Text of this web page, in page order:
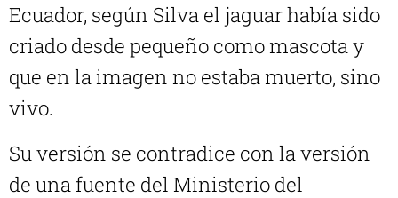
Ecuador, según Silva el jaguar había sido
criado desde pequeño como mascota y
que en la imagen no estaba muerto, sino
vivo.
Su versión se contradice con la versión
de una fuente del Ministerio del